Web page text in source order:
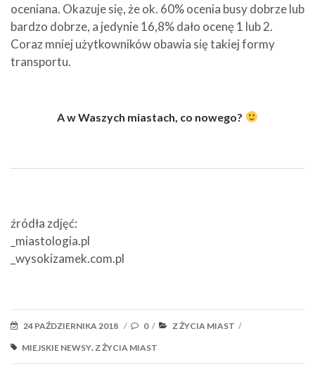
oceniana. Okazuje się, że ok. 60% ocenia busy dobrze lub
bardzo dobrze, a jedynie 16,8% dało ocenę 1 lub 2.
Coraz mniej użytkowników obawia się takiej formy
transportu.
A w Waszych miastach, co nowego?
źródła zdjęć:
_miastologia.pl
_wysokizamek.com.pl
POSTED
ON
24 PAŹDZIERNIKA 2018 / 0 / CATEGORIES
Z ŻYCIA MIAST /
TAGS
MIEJSKIE NEWSY,Z ŻYCIA MIAST